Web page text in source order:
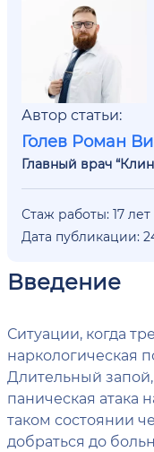
Автор статьи:
Голев Роман
Главный врач
Стаж работы: 17 лет
Дата публикации:
Введение
Ситуации, когда
наркологическая
Длительный
паническая атака
таком состоянии
добраться до